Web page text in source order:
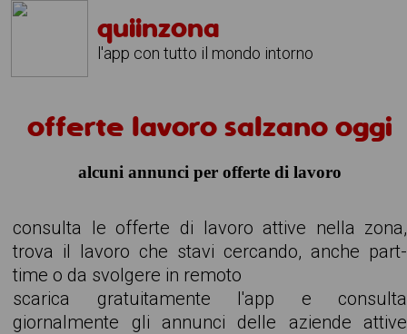
quiinzona
l'app con tutto il mondo intorno
offerte lavoro salzano oggi
alcuni annunci per offerte di lavoro
consulta le offerte di lavoro attive nella zona,
trova il lavoro che stavi cercando, anche part-
time o da svolgere in remoto
scarica gratuitamente l'app e consulta
giornalmente gli annunci delle aziende attive